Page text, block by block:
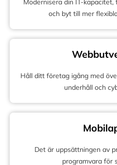
och byt till mer
Håll ditt företag igång med
underhåll och
Det är uppsättningen av
programvara för